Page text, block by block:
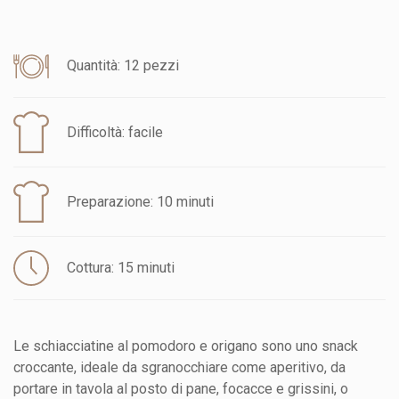
Quantità: 12 pezzi
Difficoltà: facile
Preparazione: 10 minuti
Cottura: 15 minuti
Le schiacciatine al pomodoro e origano sono uno snack
croccante, ideale da sgranocchiare come aperitivo, da
portare in tavola al posto di pane, focacce e grissini, o